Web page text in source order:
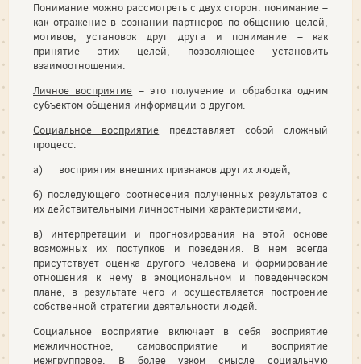
Понимание можно рассмотреть с двух сторон: понимание –
как отражение в сознании партнеров по общению целей,
мотивов, установок друг друга и понимание – как
принятие этих целей, позволяющее установить
взаимоотношения.
Личное восприятие – это получение и обработка одним
субъектом общения информации о другом.
Социальное восприятие представляет собой сложный
процесс:
а) восприятия внешних признаков других людей,
б) последующего соотнесения полученных результатов с
их действительными личностными характеристиками,
в) интерпретации и прогнозирования на этой основе
возможных их поступков и поведения. В нем всегда
присутствует оценка другого человека и формирование
отношения к нему в эмоциональном и поведенческом
плане, в результате чего и осуществляется построение
собственной стратегии деятельности людей.
Социальное восприятие включает в себя восприятие
межличностное, самовосприятие и восприятие
межгрупповое. В более узком смысле социальную